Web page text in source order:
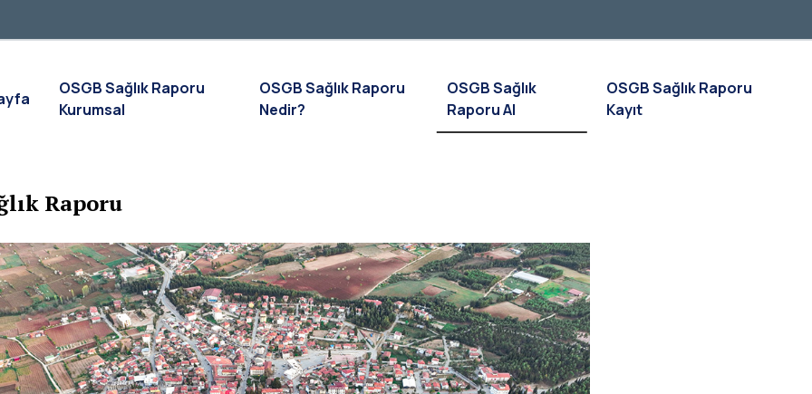
Raporu
OSGB Sağlık Raporu
Kurumsal
OSGB Sağlık Raporu
Nedir?
OSGB Sağlık
Raporu Al
OSGB Sağlık Raporu
Kayıt